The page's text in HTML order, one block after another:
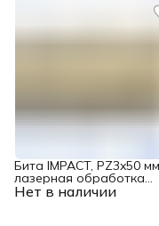
Нет в наличии
Бита IMPACT, PZ3x50
лазерная обработка
шлица, сталь S2, 10 шт.,